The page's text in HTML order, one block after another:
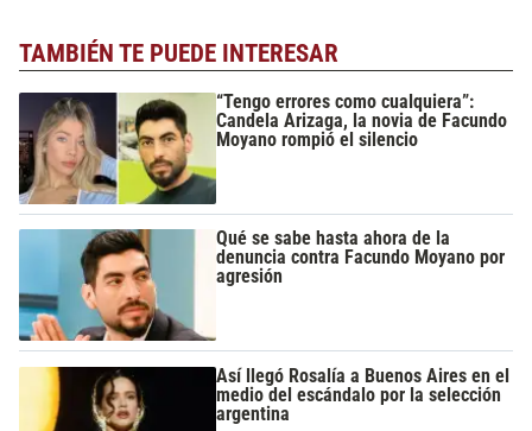
TAMBIÉN TE PUEDE INTERESAR
“Tengo errores como cualquiera”:
Candela Arizaga, la novia de Facundo
Moyano rompió el silencio
Qué se sabe hasta ahora de la
denuncia contra Facundo Moyano por
agresión
Así llegó Rosalía a Buenos Aires en el
medio del escándalo por la selección
argentina